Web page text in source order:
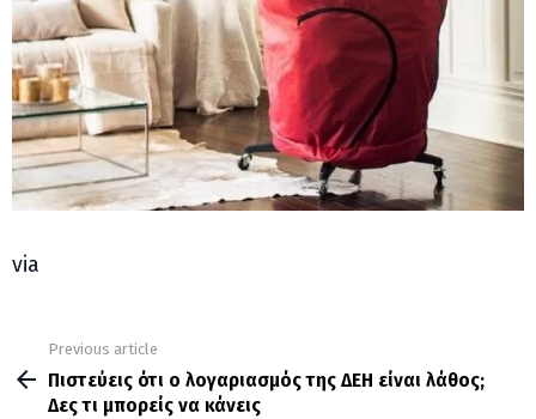
via
more
Previous article
Πιστεύεις ότι ο λογαριασμός της ΔΕΗ είναι λάθος;
Δες τι μπορείς να κάνεις